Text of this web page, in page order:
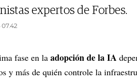
expertos de Forbes.
fase en la adopción de la IA
y más de quién controle la